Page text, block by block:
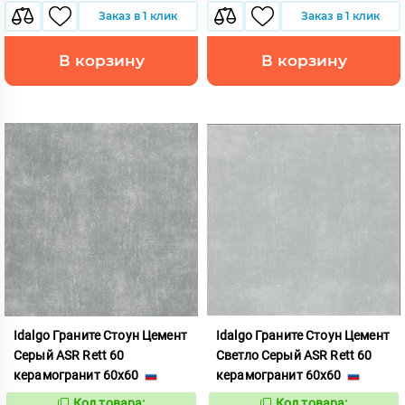
Заказ в 1 клик
В корзину
Заказ в 1 клик
В корзину
Idalgo Граните Стоун Цемент
Серый ASR Rett 60
керамогранит 60x60
Idalgo Граните Стоун Цемент
Светло Серый ASR Rett 60
керамогранит 60x60